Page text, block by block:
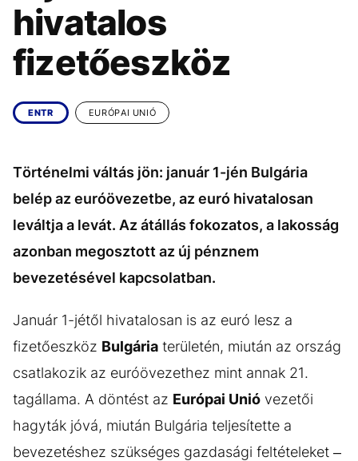
KÖZÉLET
ÉLETMÓD
BESZÉLGETÉSEK ARCOK
VIDEÓ
hivatalos
fizetőeszköz
ENTR EURÓPAI UNIÓ
Történelmi váltás jön: január 1-jén Bulgária
belép az euróövezetbe, az euró hivatalosan
leváltja a levát. Az átállás fokozatos, a lakosság
azonban megosztott az új pénznem
bevezetésével kapcsolatban.
Január 1-jétől hivatalosan is az euró lesz a
fizetőeszköz Bulgária területén, miután az ország
csatlakozik az euróövezethez mint annak 21.
tagállama. A döntést az Európai Unió vezetői
hagyták jóvá, miután Bulgária teljesítette a
bevezetéshez szükséges gazdasági feltételeket –